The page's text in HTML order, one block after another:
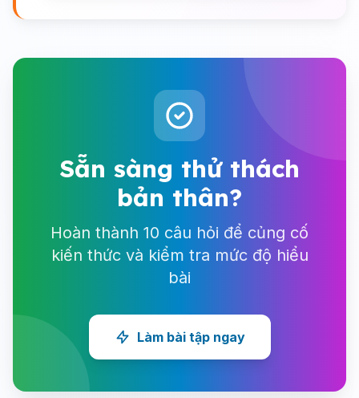
Sẵn sàng thử thách
bản thân?
Hoàn thành 10 câu hỏi để củng cố
kiến thức và kiểm tra mức độ hiểu
bài
Làm bài tập ngay